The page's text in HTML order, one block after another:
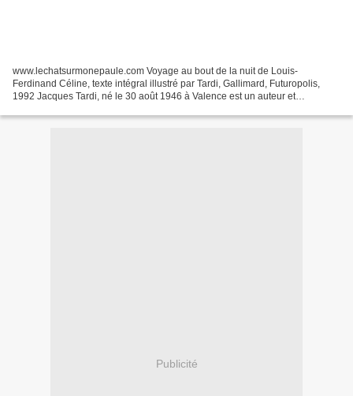
www.lechatsurmonepaule.com Voyage au bout de la nuit de Louis-
Ferdinand Céline, texte intégral illustré par Tardi, Gallimard, Futuropolis,
1992 Jacques Tardi, né le 30 août 1946 à Valence est un auteur et
Publicité